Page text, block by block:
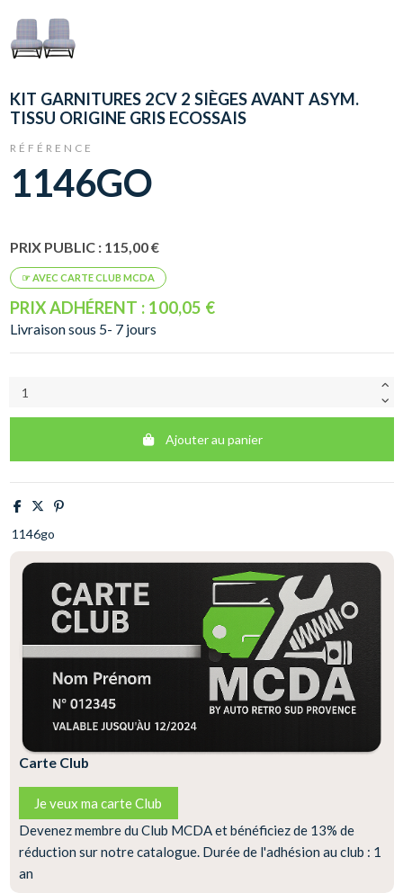
KIT GARNITURES 2CV 2 SIÈGES AVANT ASYM.
TISSU ORIGINE GRIS ECOSSAIS
RÉFÉRENCE
1146GO
PRIX PUBLIC : 115,00 €
PRIX ADHÉRENT : 100,05 €
Livraison sous 5- 7 jours
Ajouter au panier
1146go
Carte Club
Je veux ma carte Club
Devenez membre du Club MCDA et bénéficiez de 13% de
réduction sur notre catalogue. Durée de l'adhésion au club : 1
an